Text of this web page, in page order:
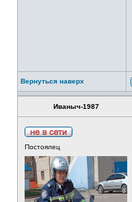
Вернуться наверх
Иваныч-1987
Постоялец